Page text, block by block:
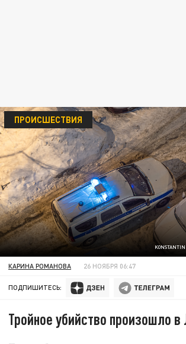
KONSTANTIN
ПРОИСШЕСТВИЯ
КАРИНА РОМАНОВА 26 НОЯБРЯ 06:47
ПОДПИШИТЕСЬ:
Тройное убийство произошло в